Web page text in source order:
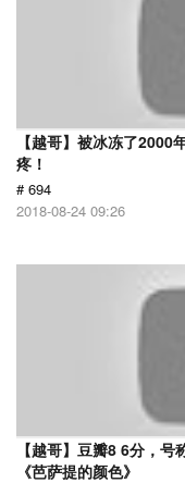
【越哥】被冰冻了
疼！
# 694
2018-08-24 09:26
【越哥】豆瓣8 6分，
《芭萨提的颜色》